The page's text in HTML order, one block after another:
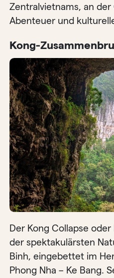
Zentralvietnams, an der
Abenteuer und
Kong-
Der Kong Collapse
der spektakulärsten
Binh, eingebettet im
Phong Nha – Ke Bang.